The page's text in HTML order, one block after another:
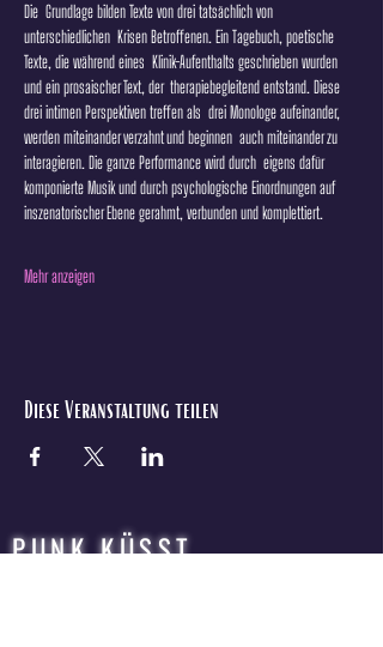
Die  Grundlage bilden Texte von drei tatsächlich von
unterschiedlichen  Krisen Betroffenen. Ein Tagebuch, poetische
Texte, die während eines  Klinik-Aufenthalts geschrieben wurden
und ein prosaischer Text, der  therapiebegleitend entstand. Diese
drei intimen Perspektiven treffen als  drei Monologe aufeinander,
werden miteinander verzahnt und beginnen  auch miteinander zu
interagieren. Die ganze Performance wird durch  eigens dafür
komponierte Musik und durch psychologische Einordnungen auf
inszenatorischer Ebene gerahmt, verbunden und komplettiert.
Mehr anzeigen
Diese Veranstaltung teilen
PUNK KÜSST